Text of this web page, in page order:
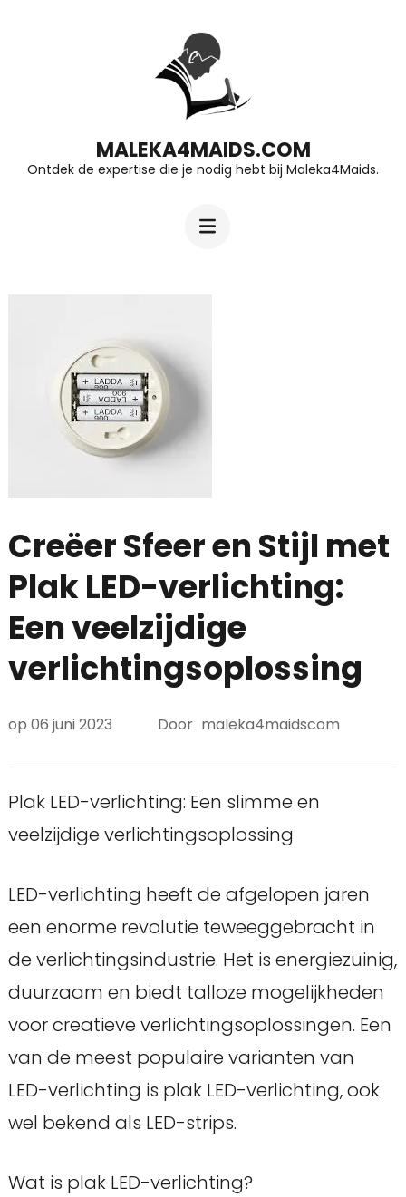
Enter)
MALEKA4MAIDS.COM
Ontdek de expertise die je nodig hebt bij Maleka4Maids.
Creëer Sfeer en Stijl met
Plak LED-verlichting:
Een veelzijdige
verlichtingsoplossing
op 06 juni 2023 Door maleka4maidscom
Plak LED-verlichting: Een slimme en
veelzijdige verlichtingsoplossing
LED-verlichting heeft de afgelopen jaren
een enorme revolutie teweeggebracht in
de verlichtingsindustrie. Het is energiezuinig,
duurzaam en biedt talloze mogelijkheden
voor creatieve verlichtingsoplossingen. Een
van de meest populaire varianten van
LED-verlichting is plak LED-verlichting, ook
wel bekend als LED-strips.
Wat is plak LED-verlichting?